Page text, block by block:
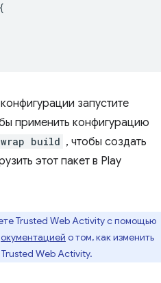
{
запустите
применить конфигурацию
build , чтобы создать
этот пакет в Play
Trusted Web Activity с помощью
о том, как изменить
Web Activity.